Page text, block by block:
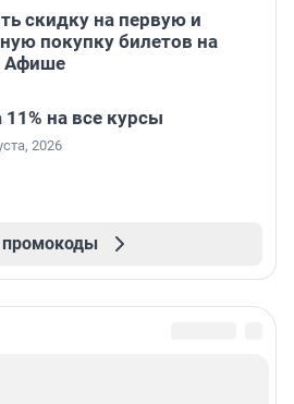
скидку на первую и
покупку билетов на
Афише
на все курсы
2026
промокоды